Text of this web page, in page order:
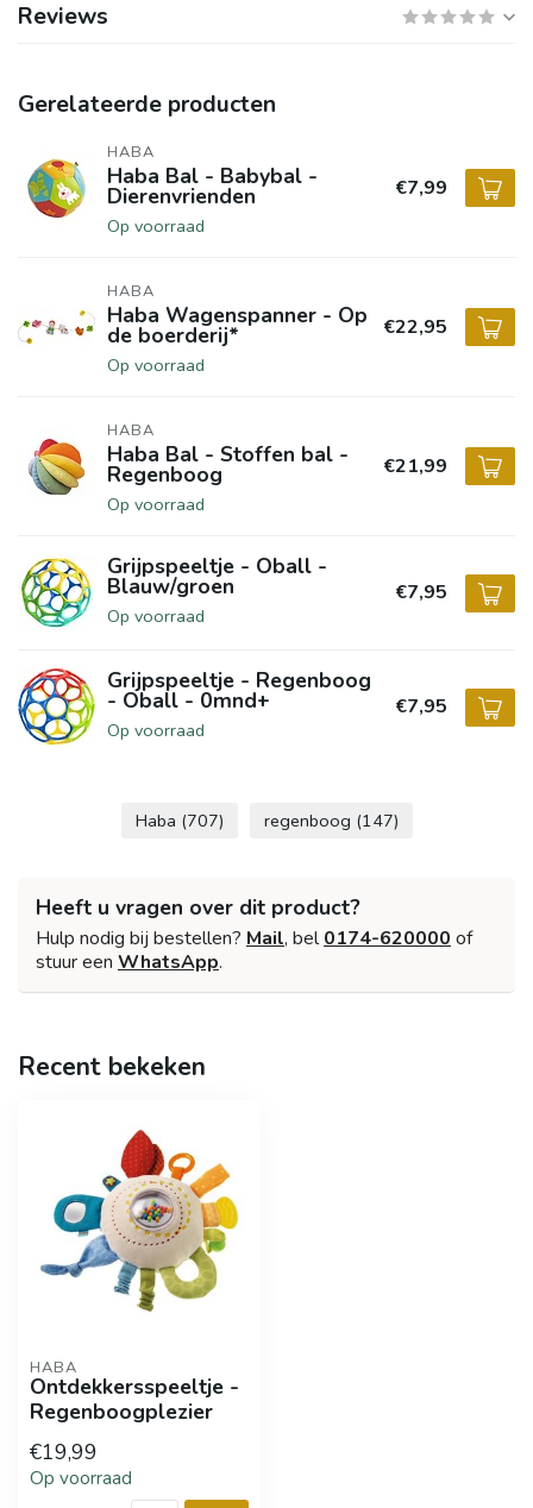
Reviews
Gerelateerde producten
HABA
Haba Bal - Babybal -
Dierenvrienden
Op voorraad
€7,99
HABA
Haba Wagenspanner - Op
de boerderij*
Op voorraad
€22,95
HABA
Haba Bal - Stoffen bal -
Regenboog
Op voorraad
€21,99
Grijpspeeltje - Oball -
Blauw/groen
Op voorraad
€7,95
Grijpspeeltje - Regenboog
- Oball - 0mnd+
Op voorraad
€7,95
Haba (707) regenboog (147)
Heeft u vragen over dit product?
Hulp nodig bij bestellen? Mail, bel0174-620000 of
stuur een WhatsApp.
Recent bekeken
HABA
Ontdekkersspeeltje -
Regenboogplezier
€19,99
Op voorraad